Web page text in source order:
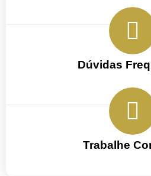
Dúvidas
Trabalhe